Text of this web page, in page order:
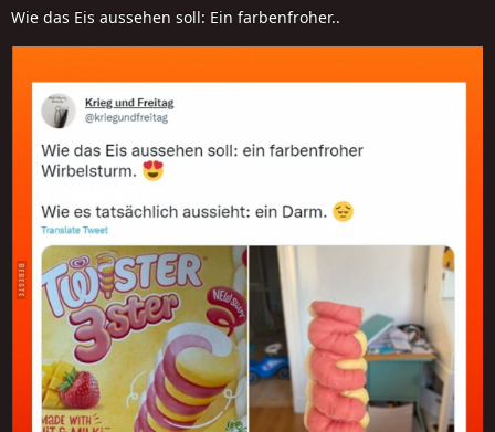
Wie das Eis aussehen soll: Ein farbenfroher..